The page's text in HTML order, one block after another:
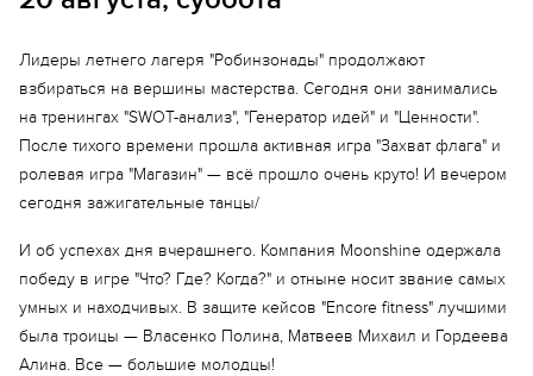
Еще 16 фото
Лидеры летнего лагеря "Робинзонады" продолжают
взбираться на вершины мастерства. Сегодня они занимались
на тренингах "SWOT-анализ", "Генератор идей" и "Ценности".
После тихого времени прошла активная игра "Захват флага" и
ролевая игра "Магазин" — всё прошло очень круто! И вечером
сегодня зажигательные танцы/
И об успехах дня вчерашнего. Компания Moonshine одержала
победу в игре "Что? Где? Когда?" и отныне носит звание самых
умных и находчивых. В защите кейсов "Encore fitness" лучшими
была троицы — Власенко Полина, Матвеев Михаил и Гордеева
Алина. Все — большие молодцы!